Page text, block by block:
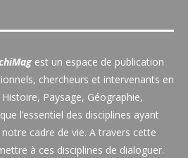
est un espace de publication
chercheurs et intervenants en
Paysage, Géographie,
l’essentiel des disciplines ayant
cadre de vie. A travers cette
à ces disciplines de dialoguer.